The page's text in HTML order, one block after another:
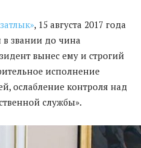
, 15 августа 2017 года
звании до чина
вынес ему и строгий
исполнение
ослабление контроля над
службы».